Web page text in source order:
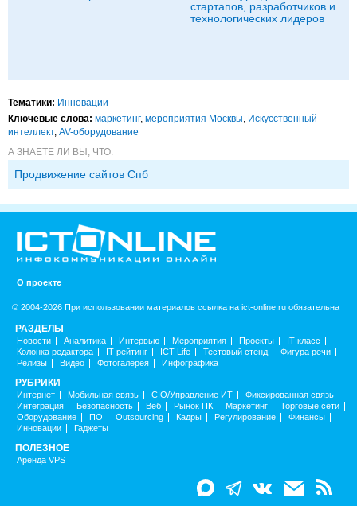
стартапов, разработчиков и
технологических лидеров
Тематики: Инновации
Ключевые слова: маркетинг, мероприятия Москвы Искусственный
интеллект, AV-оборудование
А ЗНАЕТЕ ЛИ ВЫ, ЧТО:
Продвижение сайтов Спб
О проекте
© 2004-2026 При использовании материалов ссылка на ict-online.ru обязательна
РАЗДЕЛЫ
Новости Аналитика Интервью Мероприятия Проекты
IT класс
Колонка редактора
IT рейтинг ICT Life Тестовый стенд
Фигура речи
Релизы
Видео Фотогалерея Инфографика
РУБРИКИ
Интернет Мобильная связь CIO/Управление ИТ
Фиксированная связь
Интеграция
Безопасность Веб Рынок ПК Маркетинг
Торговые сети
Оборудование
ПО Outsourcing Кадры Регулирование
Финансы
Инновации
Гаджеты
ПОЛЕЗНОЕ
Аренда VPS